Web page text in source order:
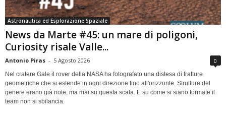
Astronautica ed Esplorazione Spaziale
News da Marte #45: un mare di poligoni,
Curiosity risale Valle...
Antonio Piras - 5 Agosto 2026 0
Nel cratere Gale il rover della NASA ha fotografato una distesa di fratture
geometriche che si estende in ogni direzione fino all'orizzonte. Strutture del
genere erano già note, ma mai su questa scala. E su come si siano formate il
team non si sbilancia.